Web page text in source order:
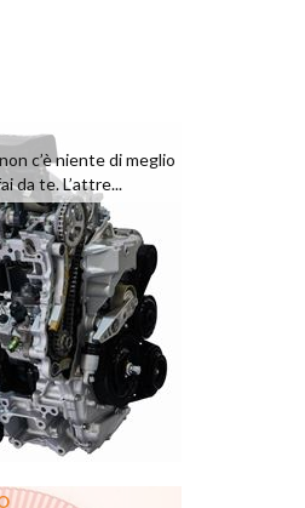
c’è niente di meglio
da te. L’attre...